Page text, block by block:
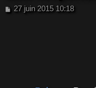
M
27 juin 2015 10:18